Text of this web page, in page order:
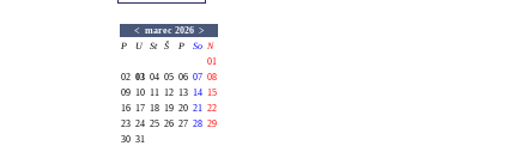
< marec 2026 >
P
U St Š P So N
01
02 03 04 05 06 07 08
09 10 11 12 13 14 15
16 17 18 19 20 21 22
23 24 25 26 27 28 29
30 31